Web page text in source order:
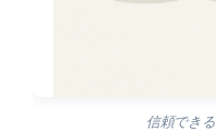
信頼できる